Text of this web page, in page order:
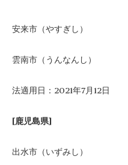
安来市（やすぎし）
雲南市（うんなんし）
法適用日：2021年7月12日
[鹿児島県]
出水市（いずみし）